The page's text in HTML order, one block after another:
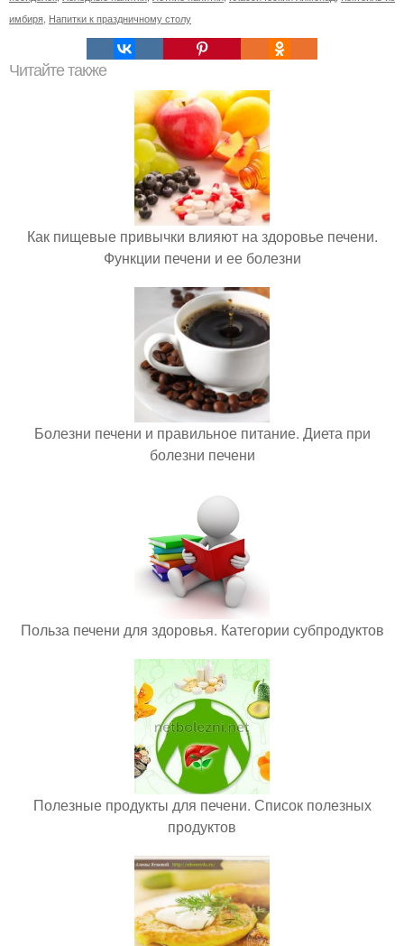
имбиря Напитки к праздничному столу
Читайте также
Как пищевые привычки влияют на здоровье печени.
Функции печени и ее болезни
Болезни печени и правильное питание. Диета при
болезни печени
Польза печени для здоровья. Категории субпродуктов
Полезные продукты для печени. Список полезных
продуктов